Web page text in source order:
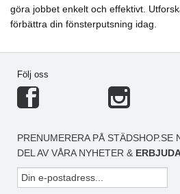
göra jobbet enkelt och effektivt.
förbättra din fönsterputsning idag.
Följ oss
PRENUMERERA PÅ STÄDSHOP.SE
DEL AV VÅRA NYHETER &